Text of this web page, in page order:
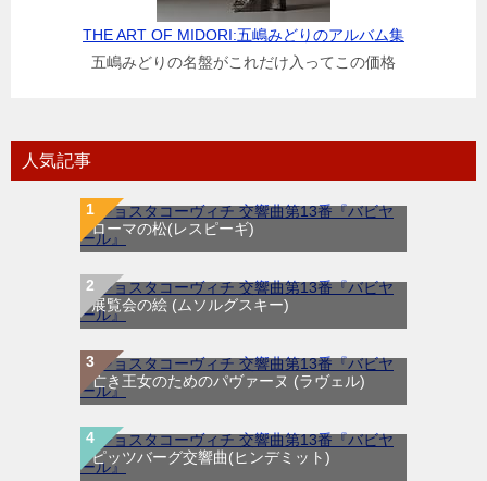
THE ART OF MIDORI:五嶋みどりのアルバム集
五嶋みどりの名盤がこれだけ入ってこの価格
人気記事
ローマの松(レスピーギ)
展覧会の絵 (ムソルグスキー)
亡き王女のためのパヴァーヌ (ラヴェル)
ピッツバーグ交響曲(ヒンデミット)